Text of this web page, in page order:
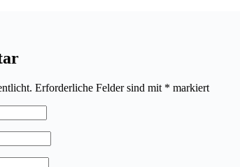
Erforderliche Felder sind mit * markiert